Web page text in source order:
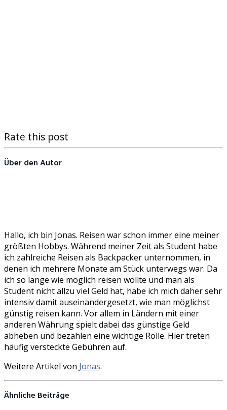
Rate this post
Über den Autor
Hallo, ich bin Jonas. Reisen war schon immer eine meiner
größten Hobbys. Während meiner Zeit als Student habe
ich zahlreiche Reisen als Backpacker unternommen, in
denen ich mehrere Monate am Stück unterwegs war. Da
ich so lange wie möglich reisen wollte und man als
Student nicht allzu viel Geld hat, habe ich mich daher sehr
intensiv damit auseinandergesetzt, wie man möglichst
günstig reisen kann. Vor allem in Ländern mit einer
anderen Währung spielt dabei das günstige Geld
abheben und bezahlen eine wichtige Rolle. Hier treten
häufig versteckte Gebühren auf.
Weitere Artikel von Jonas.
Ähnliche Beiträge